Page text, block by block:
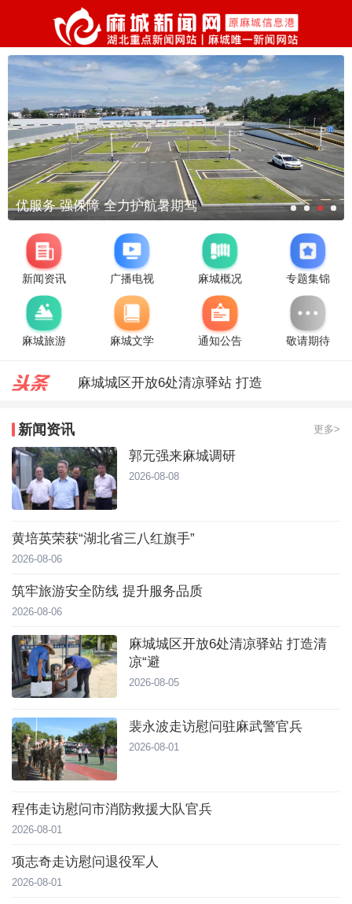
优服务 强保障 全力护航暑期驾
新闻资讯 广播电视 麻城概况 专题集锦
麻城旅游 麻城文学 通知公告 敬请期待
麻城城区开放6处清凉驿站 打造
台风靠近！直冲40℃，黄冈高温预
新闻资讯 更多>
郭元强来麻城调研
2026-08-08
黄培英荣获“湖北省三八红旗手”
2026-08-06
筑牢旅游安全防线 提升服务品质
2026-08-06
麻城城区开放6处清凉驿站 打造清
凉“避
2026-08-05
裴永波走访慰问驻麻武警官兵
2026-08-01
程伟走访慰问市消防救援大队官兵
2026-08-01
项志奇走访慰问退役军人
2026-08-01